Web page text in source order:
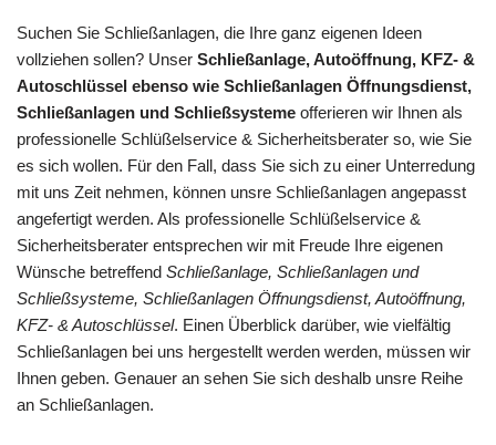
Suchen Sie Schließanlagen, die Ihre ganz eigenen Ideen
vollziehen sollen? Unser Schließanlage, Autoöffnung, KFZ- &
Autoschlüssel ebenso wie Schließanlagen Öffnungsdienst,
Schließanlagen und Schließsysteme offerieren wir Ihnen als
professionelle Schlüßelservice & Sicherheitsberater so, wie Sie
es sich wollen. Für den Fall, dass Sie sich zu einer Unterredung
mit uns Zeit nehmen, können unsre Schließanlagen angepasst
angefertigt werden. Als professionelle Schlüßelservice &
Sicherheitsberater entsprechen wir mit Freude Ihre eigenen
Wünsche betreffend Schließanlage, Schließanlagen und
Schließsysteme, Schließanlagen Öffnungsdienst, Autoöffnung,
KFZ- & Autoschlüssel. Einen Überblick darüber, wie vielfältig
Schließanlagen bei uns hergestellt werden werden, müssen wir
Ihnen geben. Genauer an sehen Sie sich deshalb unsre Reihe
an Schließanlagen.